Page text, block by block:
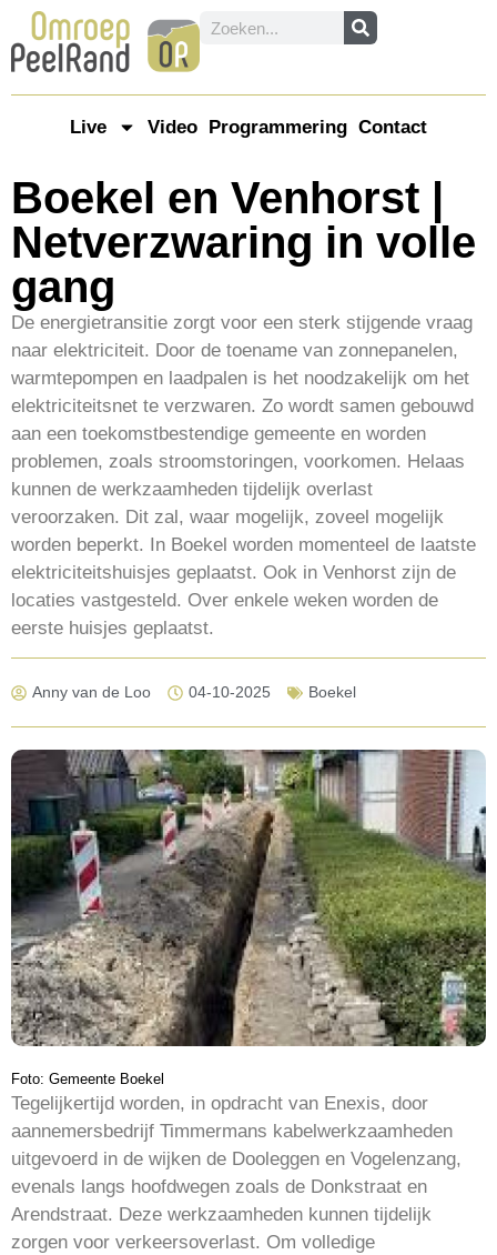
Live Video Programmering Contact
Boekel en Venhorst |
Netverzwaring in volle
gang
De energietransitie zorgt voor een sterk stijgende vraag
naar elektriciteit. Door de toename van zonnepanelen,
warmtepompen en laadpalen is het noodzakelijk om het
elektriciteitsnet te verzwaren. Zo wordt samen gebouwd
aan een toekomstbestendige gemeente en worden
problemen, zoals stroomstoringen, voorkomen. Helaas
kunnen de werkzaamheden tijdelijk overlast
veroorzaken. Dit zal, waar mogelijk, zoveel mogelijk
worden beperkt. In Boekel worden momenteel de laatste
elektriciteitshuisjes geplaatst. Ook in Venhorst zijn de
locaties vastgesteld. Over enkele weken worden de
eerste huisjes geplaatst.
Anny van de Loo 04-10-2025 Boekel
Foto: Gemeente Boekel
Tegelijkertijd worden, in opdracht van Enexis, door
aannemersbedrijf Timmermans kabelwerkzaamheden
uitgevoerd in de wijken de Dooleggen en Vogelenzang,
evenals langs hoofdwegen zoals de Donkstraat en
Arendstraat. Deze werkzaamheden kunnen tijdelijk
zorgen voor verkeersoverlast. Om volledige